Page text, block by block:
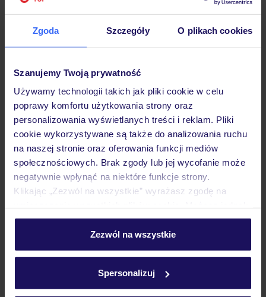
Zgoda Szczegóły O plikach cookies
Szanujemy Twoją prywatność
Używamy technologii takich jak pliki cookie w celu
poprawy komfortu użytkowania strony oraz
personalizowania wyświetlanych treści i reklam. Pliki
cookie wykorzystywane są także do analizowania ruchu
na naszej stronie oraz oferowania funkcji mediów
społecznościowych. Brak zgody lub jej wycofanie może
negatywnie wpłynąć na niektóre funkcje strony.
Klikając „Zezwól na wszystkie” wyrażasz zgodę na
personalizować swój wybór wchodząc w zakładkę
Szczegółowe informacje o plikach cookie znajdziesz
Zezwól na wszystkie
Spersonalizuj
Hotel
Pokoje
Wyżywienie
Atrakcje
Ważne informacje
Często zadawane pytania